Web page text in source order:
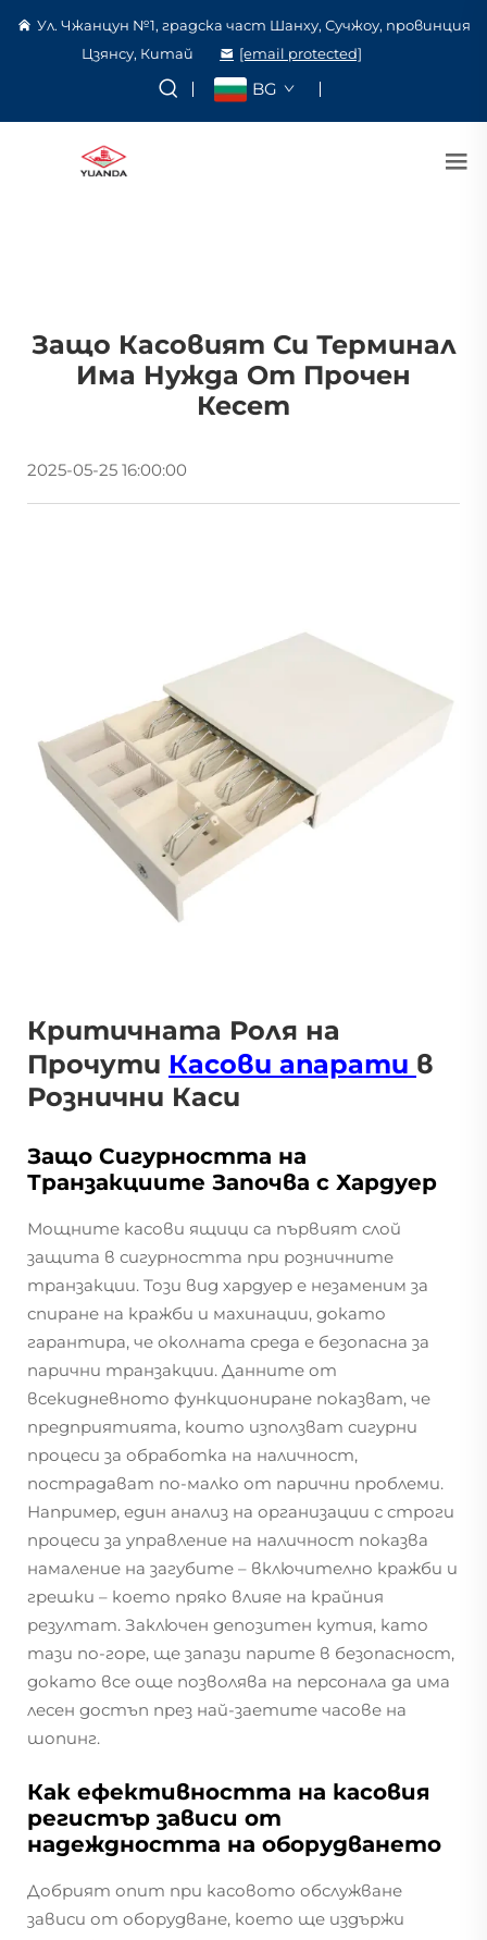
Ул. Чжанцун №1, градска част Шанху, Сучжоу, провинция
Цзянсу, Китай
[email protected]
BG
Защо Касовият Си Терминал
Има Нужда От Прочен
Кесет
2025-05-25 16:00:00
Критичната Роля на
Прочути Касови апарати в
Рознични Каси
Защо Сигурността на
Транзакциите Започва с Хардуер
Мощните касови ящици са първият слой
защита в сигурността при розничните
транзакции. Този вид хардуер е незаменим за
спиране на кражби и махинации, докато
гарантира, че околната среда е безопасна за
парични транзакции. Данните от
всекидневното функциониране показват, че
предприятията, които използват сигурни
процеси за обработка на наличност,
пострадават по-малко от парични проблеми.
Например, един анализ на организации с строги
процеси за управление на наличност показва
намаление на загубите – включително кражби и
грешки – което пряко влияе на крайния
резултат. Заключен депозитен кутия, като
тази по-горе, ще запази парите в безопасност,
докато все още позволява на персонала да има
лесен достъп през най-заетите часове на
шопинг.
Как ефективността на касовия
регистър зависи от
надеждността на оборудването
Добрият опит при касовото обслужване
зависи от оборудване, което ще издържи